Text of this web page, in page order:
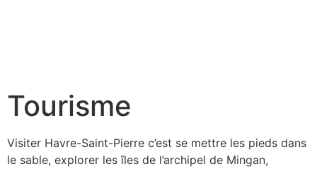
Tourisme
Visiter Havre-Saint-Pierre c’est se mettre les pieds dans
le sable, explorer les îles de l’archipel de Mingan,